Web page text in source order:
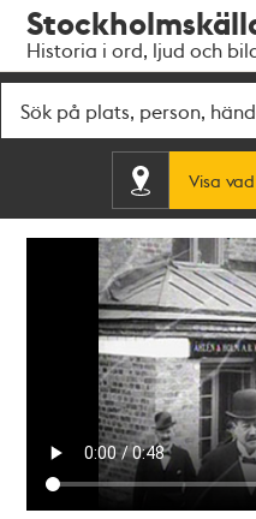
navigationen
huvudinnehållet
Historia i ord, ljud och
Visa